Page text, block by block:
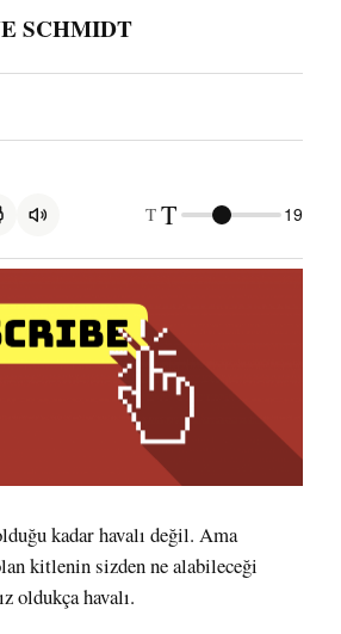
SCHMIDT
T T 19
kitlenin sizden ne alabileceği
oldukça havalı.